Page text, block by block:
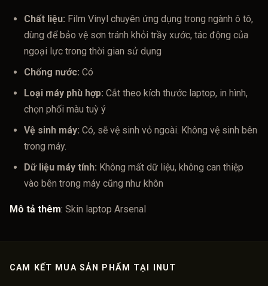
Chất liệu: Film Vinyl chuyên ứng dụng trong ngành ô tô,
dùng để bảo vệ sơn tránh khỏi trầy xước, tác động của
ngoại lực trong thời gian sử dụng
Chống nước: Có
Loại máy phù hợp: Cắt theo kích thước laptop, in hình,
chọn phối màu tuỳ ý
Vệ sinh máy: Có, sẽ vệ sinh vỏ ngoài. Không vệ sinh bên
trong máy.
Dữ liệu máy tính: Không mất dữ liệu, không can thiệp
vào bên trong máy cũng như khôn
Mô tả thêm: Skin laptop Arsenal
CAM KẾT MUA SẢN PHẨM TẠI INUT